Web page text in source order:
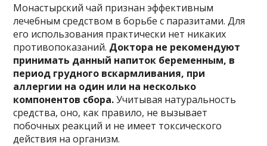
Монастырский чай признан эффективным
лечебным средством в борьбе с паразитами. Для
его использования практически нет никаких
противопоказаний. Доктора не рекомендуют
принимать данный напиток беременным, в
период грудного вскармливания, при
аллергии на один или на несколько
компонентов сбора.Учитывая натуральность
средства, оно, как правило, не вызывает
побочных реакций и не имеет токсического
действия на организм.